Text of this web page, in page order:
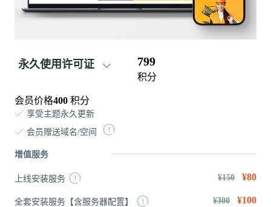
永久使用许可证 799
积分
会员价格400 积分
享受主题永久更新
会员赠送域名/空间
增值服务
上线安装服务 ¥150 ¥80
全套安装服务【含服务器配置】 ¥300 ¥100